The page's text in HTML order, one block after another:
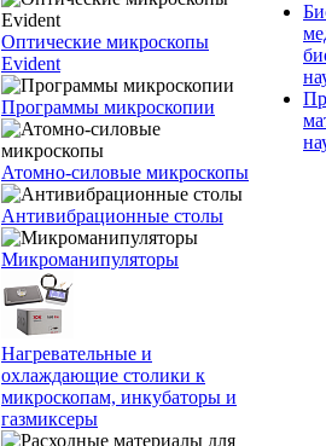
Оптические микроскопы
Evident
Программы микроскопии
Атомно-силовые микроскопы
Антивибрационные столы
Микроманипуляторы
Нагревательные и
охлаждающие столики к
микроскопам, инкубаторы и
газмиксеры